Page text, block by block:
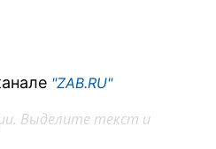
"ZAB.RU"
Выделите текст и